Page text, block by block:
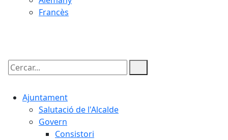
Francès
Cercar:
Ajuntament
Salutació de l'Alcalde
Govern
Consistori